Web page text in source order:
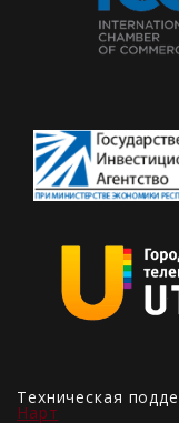
Техническая
Нарт